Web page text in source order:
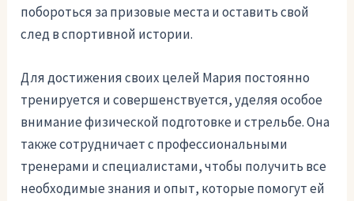
побороться за призовые места и оставить свой
след в спортивной истории.
Для достижения своих целей Мария постоянно
тренируется и совершенствуется, уделяя особое
внимание физической подготовке и стрельбе. Она
также сотрудничает с профессиональными
тренерами и специалистами, чтобы получить все
необходимые знания и опыт, которые помогут ей